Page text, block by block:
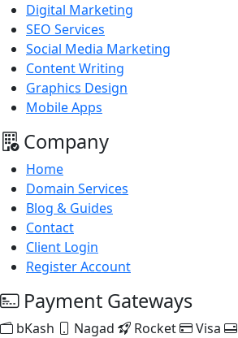
Digital Marketing
SEO Services
Social Media Marketing
Content Writing
Graphics Design
Mobile Apps
Company
Home
Domain Services
Blog & Guides
Contact
Client Login
Register Account
Payment Gateways
bKash Nagad Rocket Visa